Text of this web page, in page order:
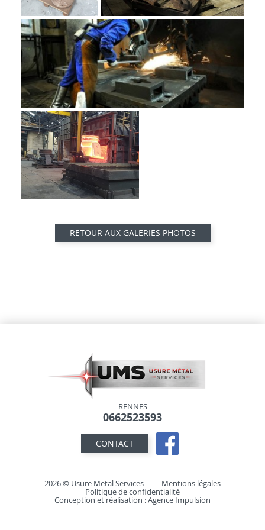
RETOUR AUX GALERIES PHOTOS
RENNES
0662523593
CONTACT
2026 © Usure Metal Services
Mentions légales
Politique de confidentialité
Conception et réalisation :Agence Impulsion